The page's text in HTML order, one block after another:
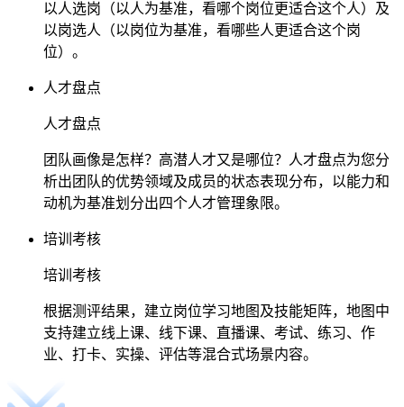
以人选岗（以人为基准，看哪个岗位更适合这个人）及
以岗选人（以岗位为基准，看哪些人更适合这个岗
位）。
人才盘点
人才盘点
团队画像是怎样？高潜人才又是哪位？人才盘点为您分
析出团队的优势领域及成员的状态表现分布，以能力和
动机为基准划分出四个人才管理象限。
培训考核
培训考核
根据测评结果，建立岗位学习地图及技能矩阵，地图中
支持建立线上课、线下课、直播课、考试、练习、作
业、打卡、实操、评估等混合式场景内容。